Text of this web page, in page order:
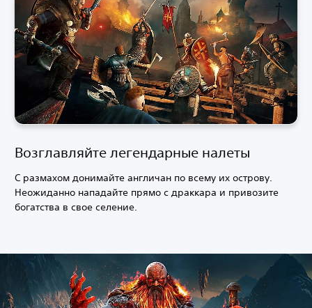
Возглавляйте легендарные налеты
С размахом донимайте англичан по всему их острову.
Неожиданно нападайте прямо с драккара и привозите
богатства в свое селение.